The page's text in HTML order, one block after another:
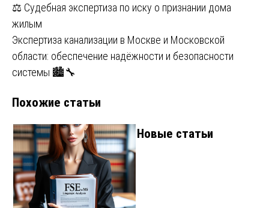
Навигация
по
записям
⚖️ Судебная экспертиза по иску о признании дома
жилым
Экспертиза канализации в Москве и Московской
области: обеспечение надёжности и безопасности
системы 🏙️🔧
Похожие статьи
Новые статьи